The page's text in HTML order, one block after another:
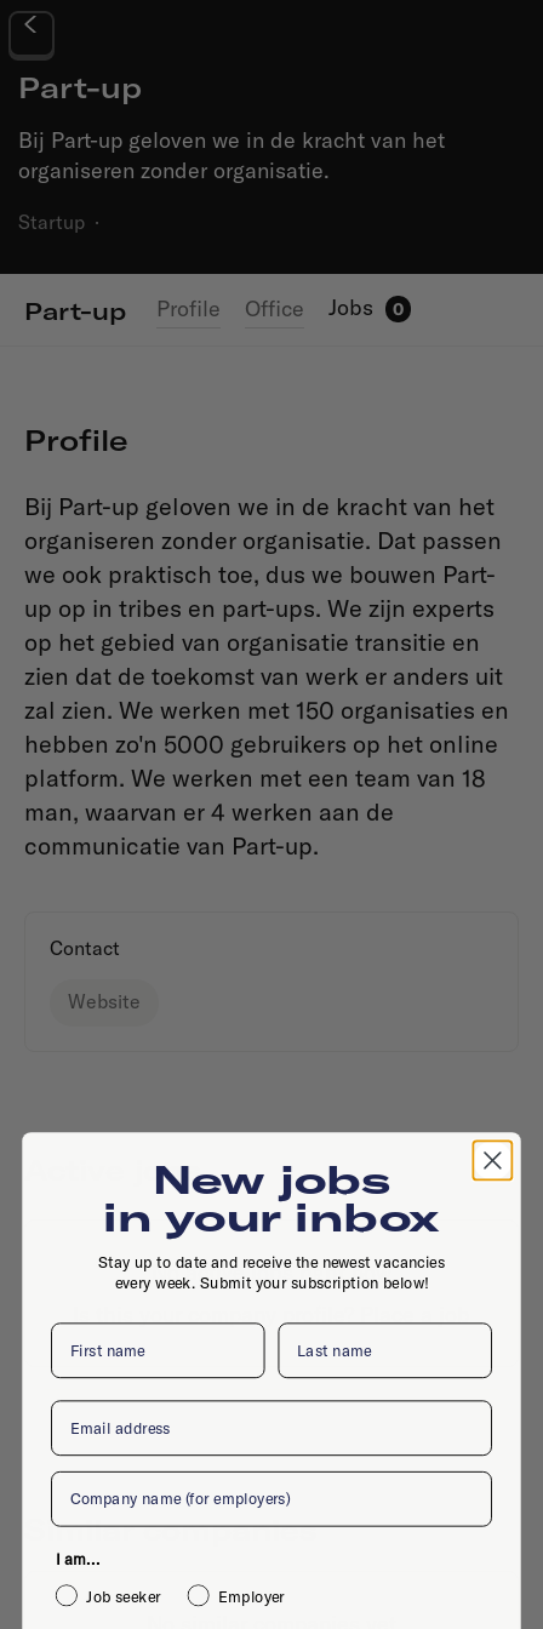
Part-up
Bij Part-up geloven we in de kracht van het
organiseren zonder organisatie.
Startup ·
Part-up Profile Office Jobs 0
Profile
Bij Part-up geloven we in de kracht van het
organiseren zonder organisatie. Dat passen
we ook praktisch toe, dus we bouwen Part-
up op in tribes en part-ups. We zijn experts
op het gebied van organisatie transitie en
zien dat de toekomst van werk er anders uit
zal zien. We werken met 150 organisaties en
hebben zo'n 5000 gebruikers op het online
platform. We werken met een team van 18
man, waarvan er 4 werken aan de
communicatie van Part-up.
Contact
Website
Active jobs
No active jobs right now
Similar companies
New jobs
in your inbox
Stay up to date and receive the newest vacancies
every week. Submit your subscription below!
First name Last name
Email
Company
I am...
Job seeker
Employer